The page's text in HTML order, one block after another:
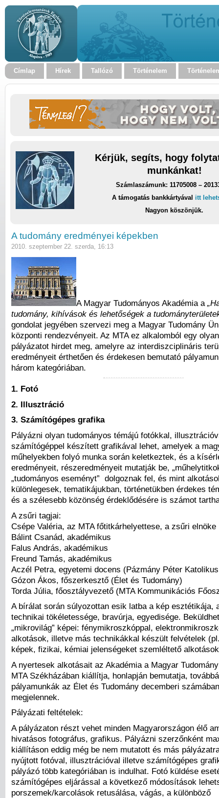
Címlap Hírek Tallózó Történelem
Kérjük, segíts, hogy
munkánkat!
Számlaszámunk: 11705008 –
A támogatás bankkártyával itt
Nagyon köszönjük.
A tudomány eredményei képekben
2010. szeptember 22. szerda, 16:13
A Magyar Tudományos Akadémia a
tudomány, kihívások és lehetőségek a
gondolat jegyében szervezi meg a Magyar Tudomány
központi rendezvényeit. Az MTA ez alkalomból egy
pályázatot hirdet meg, amelyre az interdiszciplináris
eredményeit érthetően és érdekesen bemutató
három kategóriában.
1. Fotó
2. Illusztráció
3. Számítógépes grafika
Pályázni olyan tudományos témájú fotókkal,
számítógéppel készített grafikával lehet, amelyek a
műhelyekben folyó munka során keletkeztek, és a
eredményeit, részeredményeit mutatják be,
„tudományos eseményt” dolgoznak fel, és mint
különlegesek, tematikájukban, történetükben érdekes
és a szélesebb közönség érdeklődésére is számot
A zsűri tagjai:
Csépe Valéria, az MTA főtitkárhelyettese, a zsűri elnöke
Bálint Csanád, akadémikus
Falus András, akadémikus
Freund Tamás, akadémikus
Aczél Petra, egyetemi docens (Pázmány Péter
Gózon Ákos, főszerkesztő (Élet és Tudomány)
Torda Júlia, főosztályvezető (MTA Kommunikációs
A bírálat során súlyozottan esik latba a kép esztétikája,
technikai tökéletessége, bravúrja, egyedisége.
„mikrovilág” képei: fénymikroszkóppal,
alkotások, illetve más technikákkal készült felvételek
képek, fizikai, kémiai jelenségeket szemléltető
A nyertesek alkotásait az Akadémia a Magyar
MTA Székházában kiállítja, honlapján bemutatja,
pályamunkák az Élet és Tudomány decemberi
megjelennek.
Pályázati feltételek:
A pályázaton részt vehet minden Magyarországon élő
hivatásos fotográfus, grafikus. Pályázni szerzőnként
kiállításon eddig még be nem mutatott és más
nyújtott fotóval, illusztrációval illetve számítógépes
pályázó több kategóriában is indulhat. Fotó küldése
számítógépes eljárással a következő módosítások
porszemek/karcolások retusálása, vágás, a különböző